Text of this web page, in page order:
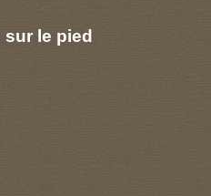
le pied